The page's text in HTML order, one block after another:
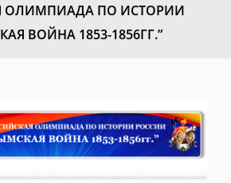
ОЛИМПИАДА ПО ИСТОРИИ
ВОЙНА 1853-1856ГГ.”